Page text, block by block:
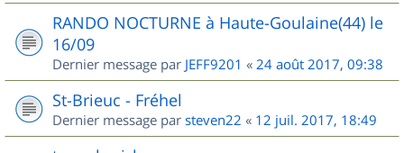
RANDO NOCTURNE à Haute-Goulaine(44) le
16/09
Dernier message par JEFF9201 « 24 août 2017, 09:38
St-Brieuc - Fréhel
Dernier message par steven22 « 12 juil. 2017, 18:49